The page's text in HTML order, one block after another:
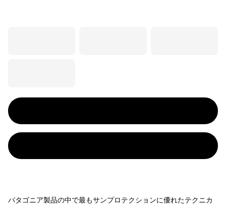
パタゴニア製品の中で最もサンプロテクションに優れたテクニカ